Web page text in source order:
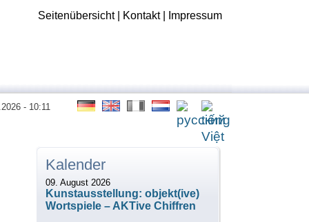
Seitenübersicht| Kontakt| Impressum
- 10:11
Kalender
09. August 2026
Kunstausstellung: objekt(ive)
Wortspiele – AKTive Chiffren